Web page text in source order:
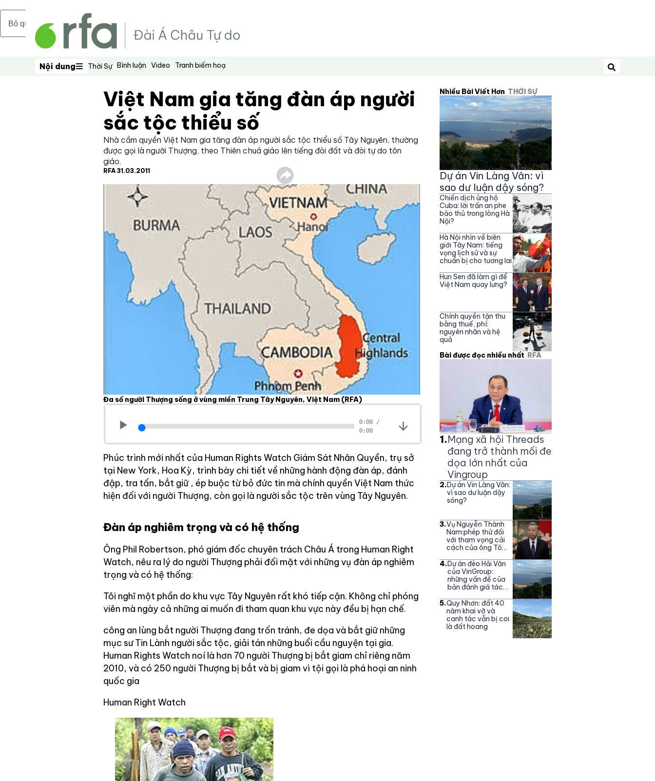
Bỏ qua nội dung chính
Nội dung
Nội dung Thời Sự Bình luận Video Tranh biếm hoạ
Tìm kiếm
Việt Nam gia tăng đàn áp người
sắc tộc thiểu số
Nhà cầm quyền Việt Nam gia tăng đàn áp người sắc tộc thiểu số Tây Nguyên, thường
được gọi là người Thượng, theo Thiên chuá giáo lên tiếng đòi đất và đòi tự do tôn
giáo.
RFA 31.03.2011
Đa số người Thượng sống ở vùng miền Trung Tây Nguyên, Việt Nam (RFA)
0:00 /
0:00
Phúc trình mới nhất của Human Rights Watch Giám Sát Nhân Quyền, trụ sở
tại New York, Hoa Kỳ, trình bày chi tiết về những hành động đàn áp, đánh
đập, tra tấn, bắt giữ , ép buộc từ bỏ đức tin mà chính quyền Việt Nam thức
hiện đối với người Thượng, còn gọi là người sắc tộc trên vùng Tây Nguyên.
Đàn áp nghiêm trọng và có hệ thống
Ông Phil Robertson, phó giám đốc chuyên trách Châu Á trong Human Right
Watch, nêu ra lý do người Thượng phải đối mặt với những vụ đàn áp nghiêm
trọng và có hệ thống:
Tôi nghĩ một phần do khu vực Tây Nguyên rất khó tiếp cận. Không chỉ phóng
viên mà ngày cả những ai muốn đi tham quan khu vực này đều bị hạn chế.
công an lùng bắt người Thượng đang trốn tránh, đe dọa và bắt giữ những
mục sư Tin Lành người sắc tộc, giải tán những buổi cầu nguyện tại gia.
Human Rights Watch noí là hơn 70 người Thượng bị bắt giam chỉ riêng năm
2010, và có 250 người Thượng bị bắt và bị giam vì tội gọi là phá hoại an ninh
quốc gia
Human Right Watch
Nhiều Bài Viết Hơn THỜI SỰ
Dự án Vin Làng Vân: vì
sao dư luận dậy sóng?
Chiến dịch ủng hộ
Cuba: lời trấn an phe
bảo thủ trong lòng Hà
Nội?
Hà Nội nhìn về biên
giới Tây Nam: tiếng
vọng lịch sử và sự
chuẩn bị cho tương lai
Hun Sen đã làm gì để
Việt Nam quay lưng?
Chính quyền tận thu
bằng thuế, phí:
nguyên nhân và hệ
quả
Bài được đọc nhiều nhất RFA
1.Mạng xã hội Threads
đang trở thành mối đe
dọa lớn nhất của
Vingroup
2.Dự án Vin Làng Vân:
vì sao dư luận dậy
sóng?
3.Vụ Nguyễn Thành
Nam:phép thử đối
với tham vọng cải
cách của ông Tô
4.Dự án đèo Hải Vân
của VinGroup:
những vấn đề của
bản đánh giá tác
5.Quy Nhơn: đất 40
năm khai vỡ và
canh tác vẫn bị coi
là đất hoang